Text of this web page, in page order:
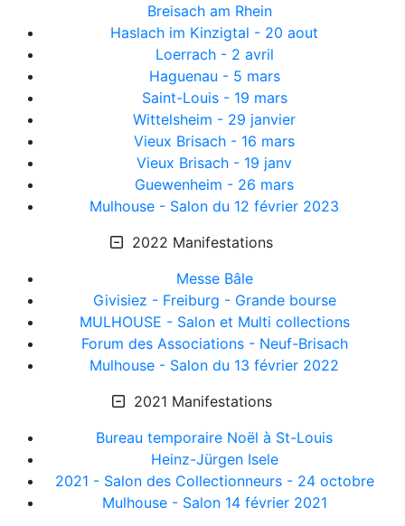
Breisach am Rhein
Haslach im Kinzigtal - 20 aout
Loerrach - 2 avril
Haguenau - 5 mars
Saint-Louis - 19 mars
Wittelsheim - 29 janvier
Vieux Brisach - 16 mars
Vieux Brisach - 19 janv
Guewenheim - 26 mars
Mulhouse - Salon du 12 février 2023
2022 Manifestations
Messe Bâle
Givisiez - Freiburg - Grande bourse
MULHOUSE - Salon et Multi collections
Forum des Associations - Neuf-Brisach
Mulhouse - Salon du 13 février 2022
2021 Manifestations
Bureau temporaire Noël à St-Louis
Heinz-Jürgen Isele
2021 - Salon des Collectionneurs - 24 octobre
Mulhouse - Salon 14 février 2021